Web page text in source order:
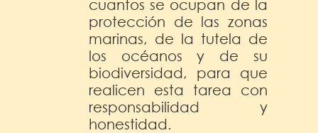
cuantos se ocupan de la
protección de las zonas
marinas, de la tutela de
los océanos y de su
biodiversidad, para que
realicen esta tarea con
responsabilidad y
honestidad.